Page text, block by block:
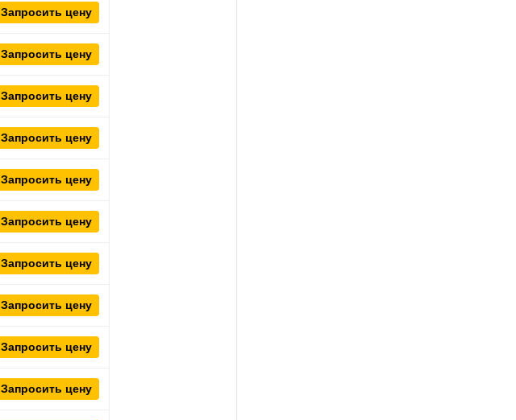
Запросить цену
Запросить цену
Запросить цену
Запросить цену
Запросить цену
Запросить цену
Запросить цену
Запросить цену
Запросить цену
Запросить цену